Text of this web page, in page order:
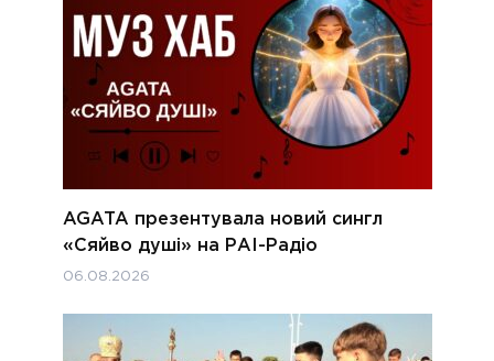
AGATA презентувала новий сингл
«Сяйво душі» на РАІ-Радіо
06.08.2026